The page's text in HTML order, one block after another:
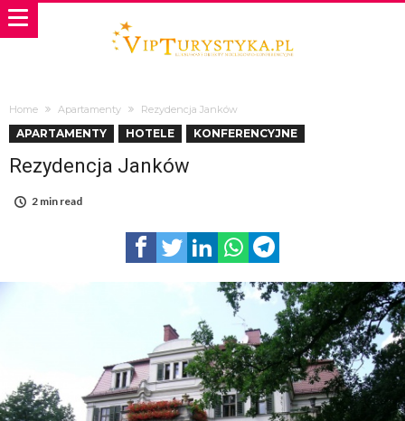
Home Apartamenty Rezydencja Janków
APARTAMENTY HOTELE KONFERENCYJNE
Rezydencja Janków
2 min read